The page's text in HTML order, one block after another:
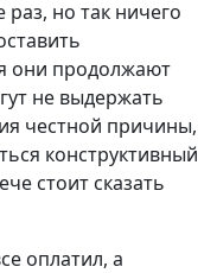
но так ничего
они продолжают
не выдержать
честной причины,
конструктивный
стоит сказать
оплатил, а